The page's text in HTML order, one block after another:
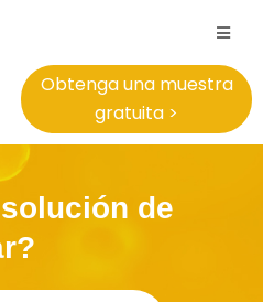
Obtenga una muestra
gratuita >
de